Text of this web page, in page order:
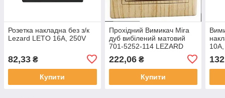
Розетка накладна без з/к
Lezard LETO 16A, 250V
82,33 ₴
Купити
Прохідний Вимикач Mira
дуб вибілений матовий
701-5252-114 LEZARD
222,06₴
Купити